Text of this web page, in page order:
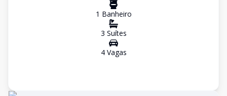
1 Banheiro
3 Suítes
4Vagas